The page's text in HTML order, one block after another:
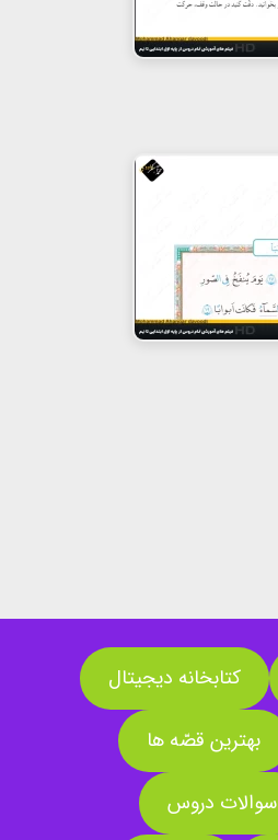
کتابخانه دیجیتال
بهترین قصّه ها
سوالات دروس